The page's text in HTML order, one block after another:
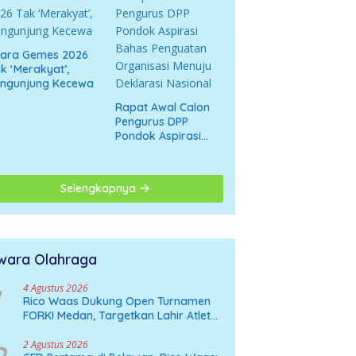
Gemes 2026
‘Merakyat’,
Kecewa
Rapat Awal Calon
Pengurus DPP
Pondok Aspirasi
Deklarasi Nasional
Selengkapnya
Olahraga
4 Agustus 2026
Rico Waas Dukung Open Turnamen
FORKI Medan, Targetkan Lahir Atlet
2 Agustus 2026